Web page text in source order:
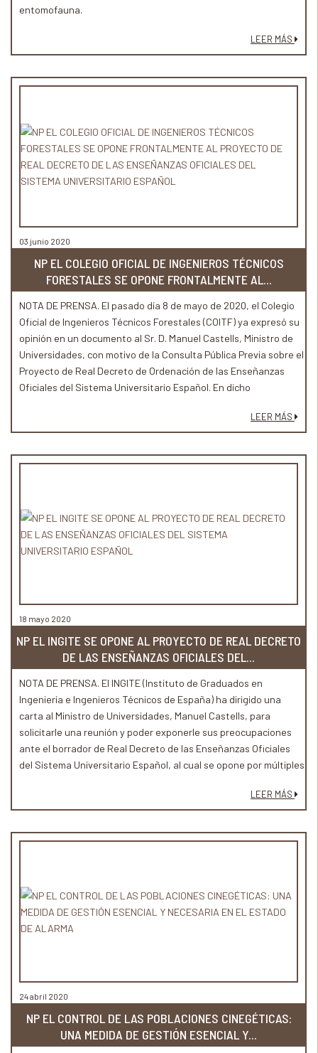
entomofauna.
excelentes bioindicadores del estado de salud ambiental de
cada ecosistema.
Si un simple virus ha sido capaz de cambiar nuestra manera de
LEER MÁS
03 junio 2020
NP EL COLEGIO OFICIAL DE INGENIEROS TÉCNICOS
FORESTALES SE OPONE FRONTALMENTE AL...
NOTA DE PRENSA. El pasado día 8 de mayo de 2020, el Colegio
Oficial de Ingenieros Técnicos Forestales (COITF) ya expresó su
opinión en un documento al Sr. D. Manuel Castells, Ministro de
Universidades, con motivo de la Consulta Pública Previa sobre el
Proyecto de Real Decreto de Ordenación de las Enseñanzas
Oficiales del Sistema Universitario Español. En dicho
LEER MÁS
18 mayo 2020
NP EL INGITE SE OPONE AL PROYECTO DE REAL DECRETO
DE LAS ENSEÑANZAS OFICIALES DEL...
NOTA DE PRENSA. El INGITE (Instituto de Graduados en
Ingeniería e Ingenieros Técnicos de España) ha dirigido una
carta al Ministro de Universidades, Manuel Castells, para
solicitarle una reunión y poder exponerle sus preocupaciones
ante el borrador de Real Decreto de las Enseñanzas Oficiales
del Sistema Universitario Español, al cual se opone por múltiples
espíritu de la Declaración de Bolonia y supone dar un paso atrás
en la implantación del Espacio Europeo de Educación Superior
(E.E.E.S.) en España.
LEER MÁS
24 abril 2020
NP EL CONTROL DE LAS POBLACIONES CINEGÉTICAS:
UNA MEDIDA DE GESTIÓN ESENCIAL Y...